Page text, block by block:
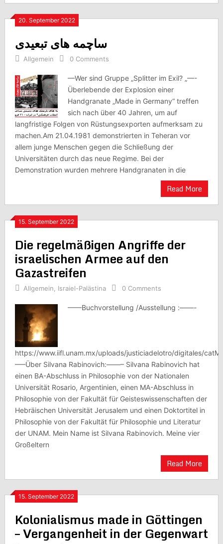
20. September 2022
ساچمه های تبعیدی
Allgemein 0 Comments
—Wer sind Gruppe „Splitter im Exil? „—-
Überlebende der Explosion einer
Handgranate „Made in Germany“ treffen
sich nach über 40 Jahren, um auf
langfristige Folgen von Rüstungsexporten aufmerksam zu
machen.Am 21.04.1981 demonstrierten in Teheran vor
allem junge Menschen gegen die Schließung der
Universitäten durch das neue Regime. Bei der
Demonstration wurden mehrere Handgranaten in die
Read More
15. September 2022
Die regelmäßigen Angriffe der
israelischen Armee auf den
Gazastreifen
Allgemein, Israiel-Palästina 0 Comments
——Buchvorstellung /Ausstellung :——-
https://www.iifl.unam.mx/uploads/justiciadelotro/digitales/
—–Über Silvana Rabinovich:——– Silvana Rabinovich hat
einen BA-Abschluss in Philosophie von der Nationalen
Universität Rosario, Argentinien, einen MA-Abschluss in
Philosophie von der Fakultät für Geisteswissenschaften der
Hebräischen Universität Jerusalem und einen Doktortitel in
Philosophie von der Fakultät für Philosophie und Literatur
der UNAM. Mein Name ist Silvana Rabinovich. Meine vier
Großeltern
Read More
15. September 2022
Kolonialismus made in Göttingen
– Vergangenheit in der Gegenwart